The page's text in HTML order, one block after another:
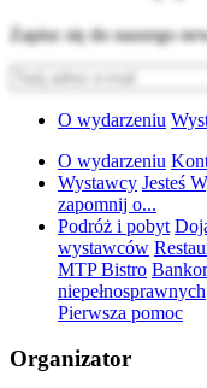
Zapisz się do naszego
O wydarzeniu
O wydarzeniu
Wystawcy Jesteś
zapomnij o...
Podróż i pobyt
wystawców
MTP Bistro
niepełnosprawnych
Pierwsza pomoc
Organizator